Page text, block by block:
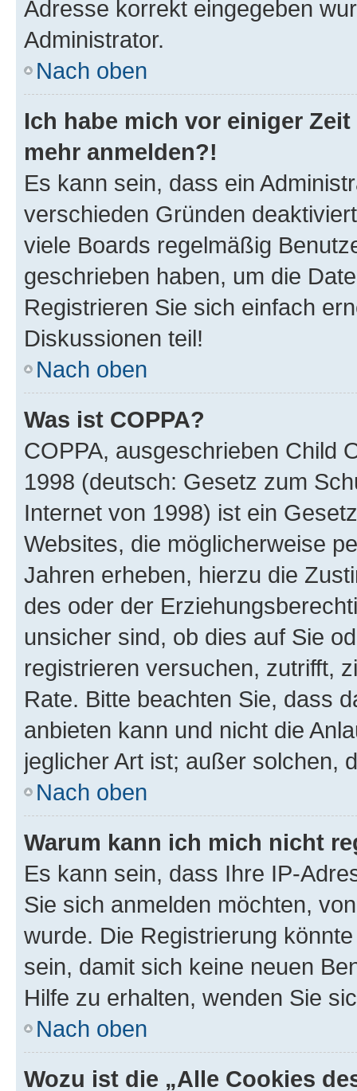
Adresse korrekt eingegeben
Administrator.
Nach oben
Ich habe mich vor einiger
mehr anmelden?!
Es kann sein, dass ein
verschieden Gründen
viele Boards regelmäßig
geschrieben haben, um die
Registrieren Sie sich einfach
Diskussionen teil!
Nach oben
Was ist COPPA?
COPPA, ausgeschrieben Child
1998 (deutsch: Gesetz zum
Internet von 1998) ist ein
Websites, die möglicherweise
Jahren erheben, hierzu die
des oder der
unsicher sind, ob dies auf Sie
registrieren versuchen, zutrifft,
Rate. Bitte beachten Sie, dass
anbieten kann und nicht die
jeglicher Art ist; außer solchen,
Nach oben
Warum kann ich mich nicht
Es kann sein, dass Ihre IP-
Sie sich anmelden möchten,
wurde. Die Registrierung
sein, damit sich keine neuen
Hilfe zu erhalten, wenden Sie
Nach oben
Wozu ist die „Alle Cookies